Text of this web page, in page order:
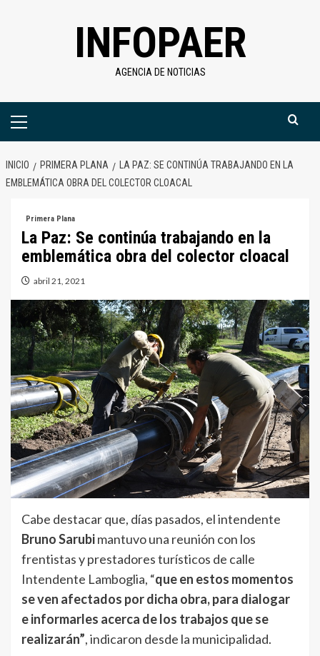
INFOPAER
AGENCIA DE NOTICIAS
Menú
INICIO PRIMERA PLANA
LA PAZ: SE CONTINÚA TRABAJANDO EN LA
EMBLEMÁTICA OBRA DEL COLECTOR CLOACAL
Primera Plana
La Paz: Se continúa trabajando en la
emblemática obra del colector cloacal
abril 21, 2021
Cabe destacar que, días pasados, el intendente
Bruno Sarubimantuvo una reunión con los
frentistas y prestadores turísticos de calle
Intendente Lamboglia, “que en estos momentos
se ven afectados por dicha obra, para dialogar
e informarles acerca de los trabajos que se
realizarán”, indicaron desde la municipalidad.